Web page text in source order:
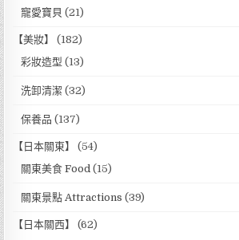
寵愛寶貝 (21)
【美妝】
(182)
彩妝造型 (13)
洗卸清潔 (32)
保養品 (137)
【日本關東】
(54)
關東美食 Food (15)
關東景點 Attractions (39)
【日本關西】
(62)